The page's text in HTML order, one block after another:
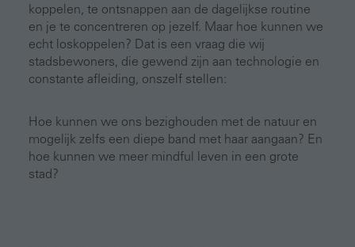
koppelen, te ontsnappen aan de dagelijkse routine
en je te concentreren op jezelf. Maar hoe kunnen we
echt loskoppelen? Dat is een vraag die wij
stadsbewoners, die gewend zijn aan technologie en
constante afleiding, onszelf stellen:
Hoe kunnen we ons bezighouden met de natuur en
mogelijk zelfs een diepe band met haar aangaan? En
hoe kunnen we meer mindful leven in een grote
stad?